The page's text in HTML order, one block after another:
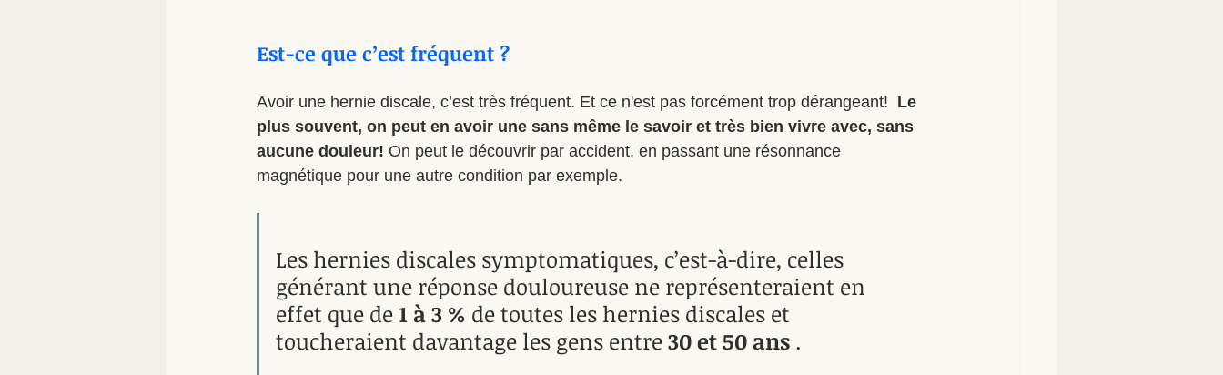
Est-ce que c’est fréquent ?
Avoir une hernie discale, c’est très fréquent. Et ce n'est pas forcément trop dérangeant! Le
plus souvent, on peut en avoir une sans même le savoir et très bien vivre avec, sans
aucune douleur! On peut le découvrir par accident, en passant une résonnance
magnétique pour une autre condition par exemple.
Les hernies discales symptomatiques, c’est-à-dire, celles
générant une réponse douloureuse ne représenteraient en
effet que de 1 à 3 % de toutes les hernies discales et
toucheraient davantage les gens entre 30 et 50 ans .